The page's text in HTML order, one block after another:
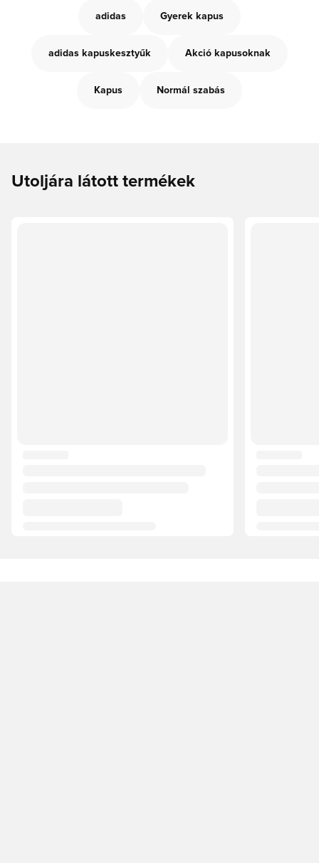
adidas Gyerek kapus
adidas kapuskesztyűk Akció kapusoknak
Kapus Normál szabás
Utoljára látott termékek